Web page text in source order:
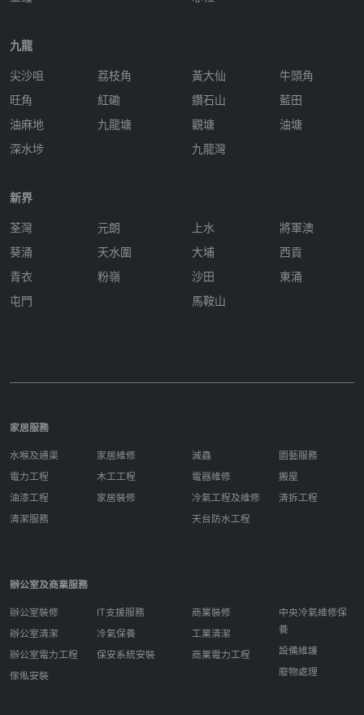
九龍
尖沙咀
旺角
油麻地
深水埗
荔枝角
紅磡
九龍塘
黃大仙
鑽石山
觀塘
九龍灣
牛頭角
藍田
油塘
新界
荃灣
葵涌
青衣
屯門
元朗
天水圍
粉嶺
上水
大埔
沙田
馬鞍山
將軍澳
西貢
東涌
家居服務
水喉及通渠
電力工程
油漆工程
清潔服務
家居維修
木工工程
家居裝修
滅蟲
電器維修
冷氣工程及維修
天台防水工程
園藝服務
搬屋
清拆工程
辦公室及商業服務
辦公室裝修
辦公室清潔
辦公室電力工程
傢俬安裝
IT支援服務
冷氣保養
保安系統安裝
商業裝修
工業清潔
商業電力工程
中央冷氣維修保
養
設備維護
廢物處理